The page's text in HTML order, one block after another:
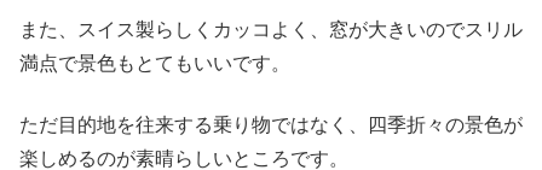
また、スイス製らしくカッコよく、窓が大きいのでスリル
満点で景色もとてもいいです。
ただ目的地を往来する乗り物ではなく、四季折々の景色が
楽しめるのが素晴らしいところです。